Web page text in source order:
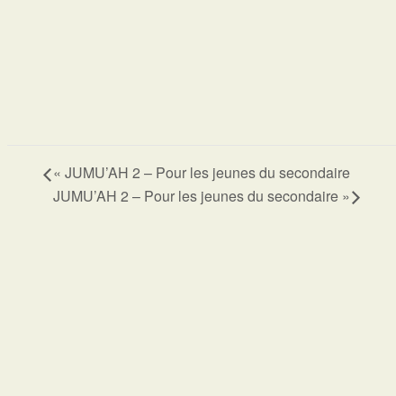
« JUMU’AH 2 – Pour les jeunes du secondaire
JUMU’AH 2 – Pour les jeunes du secondaire »